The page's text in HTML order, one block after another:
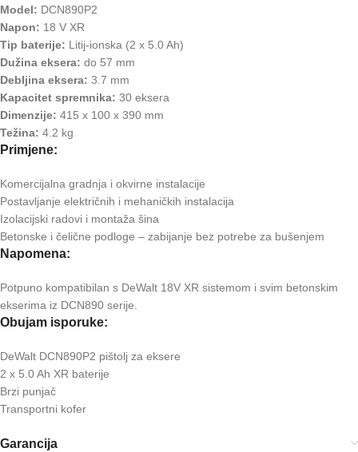
Model: DCN890P2
Napon: 18 V XR
Tip baterije: Litij-ionska (2 x 5.0 Ah)
Dužina eksera: do 57 mm
Debljina eksera: 3.7 mm
Kapacitet spremnika: 30 eksera
Dimenzije: 415 x 100 x 390 mm
Težina: 4.2 kg
Primjene:
Komercijalna gradnja i okvirne instalacije
Postavljanje električnih i mehaničkih instalacija
Izolacijski radovi i montaža šina
Betonske i čelične podloge – zabijanje bez potrebe za bušenjem
Napomena:
Potpuno kompatibilan s DeWalt 18V XR sistemom i svim betonskim
ekserima iz DCN890 serije.
Obujam isporuke:
DeWalt DCN890P2 pištolj za eksere
2 x 5.0 Ah XR baterije
Brzi punjač
Transportni kofer
Garancija